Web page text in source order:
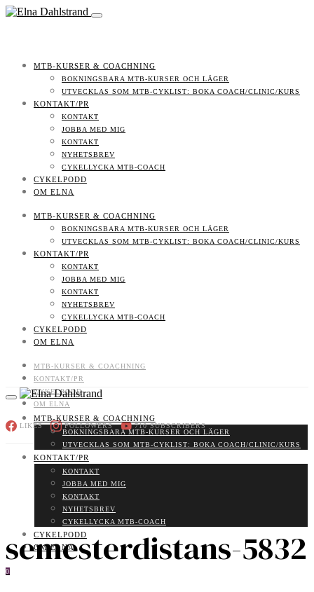
MTB-KURSER & COACHNING
BOKNINGSBARA MTB-KURSER OCH LÄGER
UTVECKLAS SOM MTB-CYKLIST: BOKA COACH/CLINIC/KURS
KONTAKT/PR
KONTAKT
JOBBA MED MIG
KONTAKT
NYHETSBREV
CYKELLYCKA MTB-COACH
CYKELPODD
OM ELNA
MTB-KURSER & COACHNING
BOKNINGSBARA MTB-KURSER OCH LÄGER
UTVECKLAS SOM MTB-CYKLIST: BOKA COACH/CLINIC/KURS
KONTAKT/PR
KONTAKT
JOBBA MED MIG
KONTAKT
NYHETSBREV
CYKELLYCKA MTB-COACH
CYKELPODD
OM ELNA
MTB-KURSER & COACHNING
KONTAKT/PR
CYKELPODD
OM ELNA
LIKES FOLLOWERS 710 SUBSCRIBERS
MTB-KURSER & COACHNING
BOKNINGSBARA MTB-KURSER OCH LÄGER
UTVECKLAS SOM MTB-CYKLIST: BOKA COACH/CLINIC/KURS
KONTAKT/PR
KONTAKT
JOBBA MED MIG
KONTAKT
NYHETSBREV
CYKELLYCKA MTB-COACH
CYKELPODD
OM ELNA
0
semesterdistans-5832